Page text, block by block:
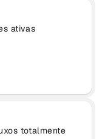
ativas
totalmente